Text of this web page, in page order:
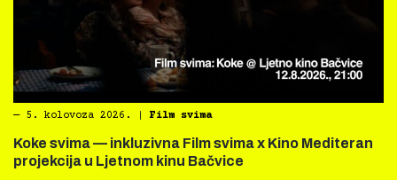
― 5. kolovoza 2026. Film svima
Koke svima — inkluzivna Film svima x Kino Mediteran
projekcija u Ljetnom kinu Bačvice